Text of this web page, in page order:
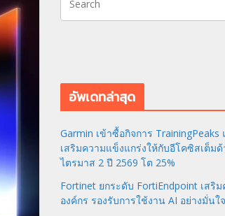
อัพเดทล่าสุด
Garmin เข้าซื้อกิจการ TrainingPeaks
เสริมความแข็งแกร่งให้กับอีโคซิสเต็ม
ไตรมาส 2 ปี 2569 โต 25%
Fortinet ยกระดับ FortiEndpoint เสริ
องค์กร รองรับการใช้งาน AI อย่างมั่นใจ